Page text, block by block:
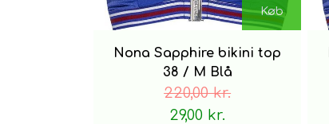
Køb
Nona Sapphire bikini top
38 / M Blå
220,00 kr.
29,00 kr.